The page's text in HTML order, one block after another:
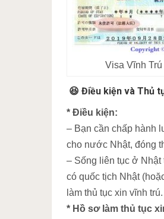
Visa Vĩnh
😆 Điều kiện và Thủ
* Điều kiện:
– Bạn cần chấp hành
cho nước Nhật, đóng
– Sống liên tục ở
có quốc tịch Nhật
làm thủ tục xin vĩnh trú.
* Hồ sơ làm thủ tục